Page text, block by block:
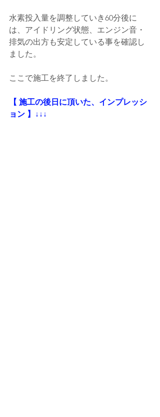
水素投入量を調整していき60分後に
は、アイドリング状態、エンジン音・
排気の出方も安定している事を確認し
ました。
ここで施工を終了しました。
【 施工の後日に頂いた、インプレッシ
ョン 】↓↓↓